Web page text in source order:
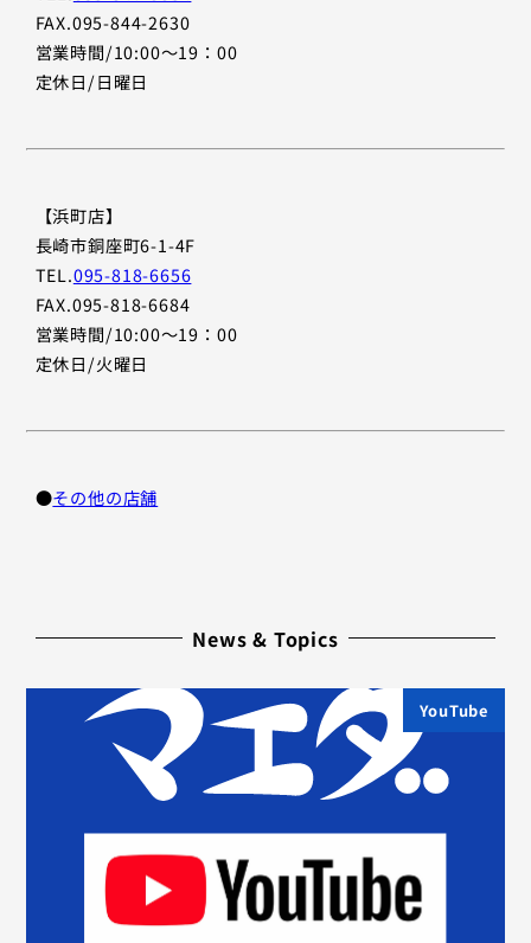
FAX.095-844-2630
営業時間/10:00〜19：00
定休日/日曜日
【浜町店】
長崎市銅座町6-1-4F
TEL.095-818-6656
FAX.095-818-6684
営業時間/10:00〜19：00
定休日/火曜日
●その他の店舗
News & Topics
YouTube